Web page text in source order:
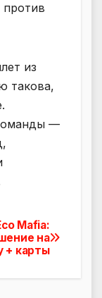
против
из
такова,
—
Mafia:
на
+ карты